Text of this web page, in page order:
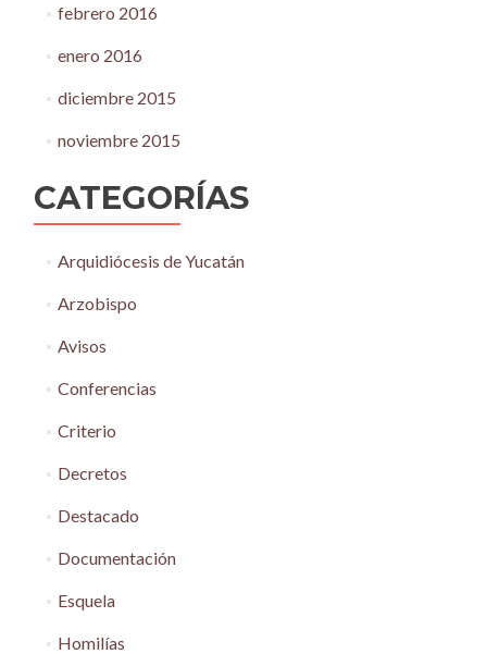
febrero 2016
enero 2016
diciembre 2015
noviembre 2015
CATEGORÍAS
Arquidiócesis de Yucatán
Arzobispo
Avisos
Conferencias
Criterio
Decretos
Destacado
Documentación
Esquela
Homilías